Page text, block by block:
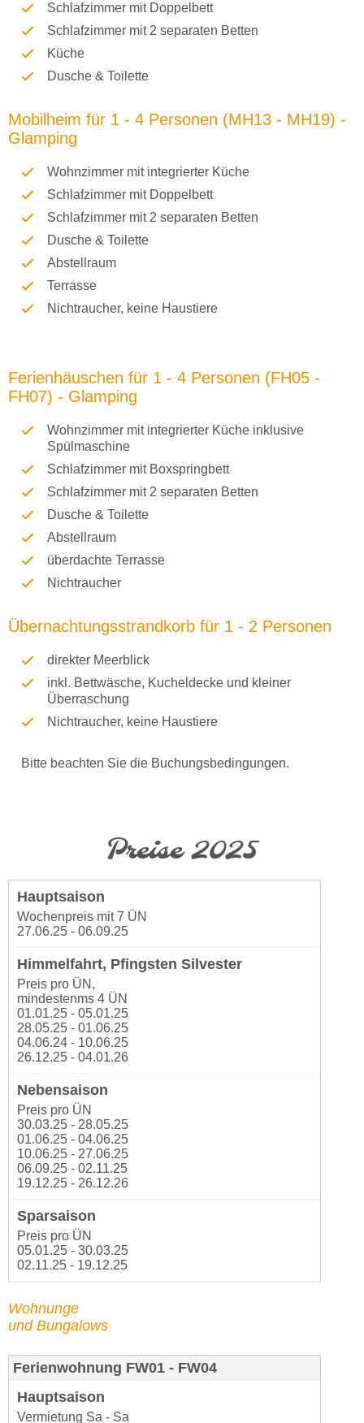
Schlafzimmer mit Doppelbett
Schlafzimmer mit 2 separaten Betten
Küche
Dusche & Toilette
Mobilheim für 1 - 4 Personen (MH13 - MH19) -
Glamping
Wohnzimmer mit integrierter Küche
Schlafzimmer mit Doppelbett
Schlafzimmer mit 2 separaten Betten
Dusche & Toilette
Abstellraum
Terrasse
Nichtraucher, keine Haustiere
Ferienhäuschen für 1 - 4 Personen (FH05 -
FH07) - Glamping
Wohnzimmer mit integrierter Küche inklusive
Spülmaschine
Schlafzimmer mit Boxspringbett
Schlafzimmer mit 2 separaten Betten
Dusche & Toilette
Abstellraum
überdachte Terrasse
Nichtraucher
Übernachtungsstrandkorb für 1 - 2 Personen
direkter Meerblick
inkl. Bettwäsche, Kucheldecke und kleiner
Überraschung
Nichtraucher, keine Haustiere
Bitte beachten Sie die Buchungsbedingungen.
Preise 2025
Wochenpreis mit 7 ÜN
27.06.25 - 06.09.25
Preis pro ÜN,
mindestenms 4 ÜN
01.01.25 - 05.01.25
28.05.25 - 01.06.25
04.06.24 - 10.06.25
26.12.25 - 04.01.26
Preis pro ÜN
30.03.25 - 28.05.25
01.06.25 - 04.06.25
10.06.25 - 27.06.25
06.09.25 - 02.11.25
19.12.25 - 26.12.26
Preis pro ÜN
05.01.25 - 30.03.25
02.11.25 - 19.12.25
Wohnunge
und Bungalows
Ferienwohnung FW01 - FW04
Vermietung Sa - Sa